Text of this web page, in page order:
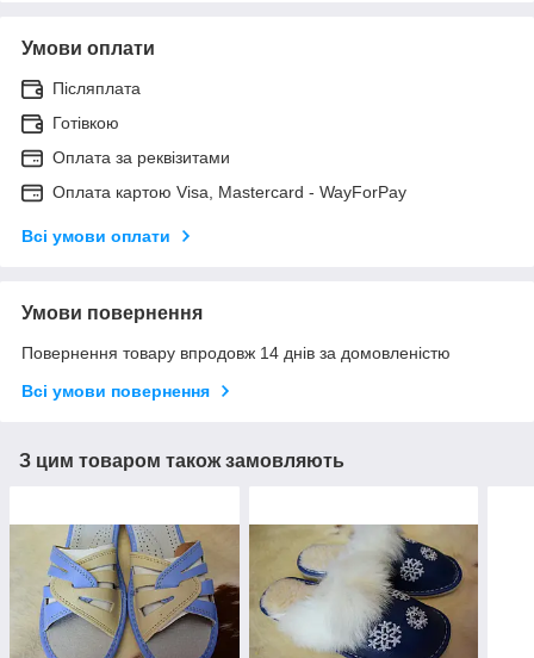
Умови оплати
Післяплата
Готівкою
Оплата за реквізитами
Оплата картою Visa, Mastercard - WayForPay
Всі умови оплати
Умови повернення
Повернення товару впродовж 14 днів за домовленістю
Всі умови повернення
З цим товаром також замовляють